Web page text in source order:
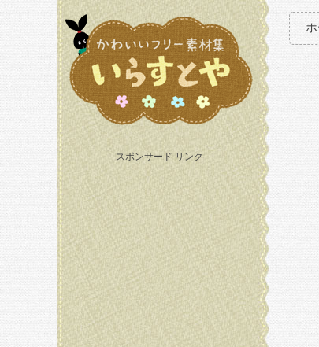
スポンサード リンク